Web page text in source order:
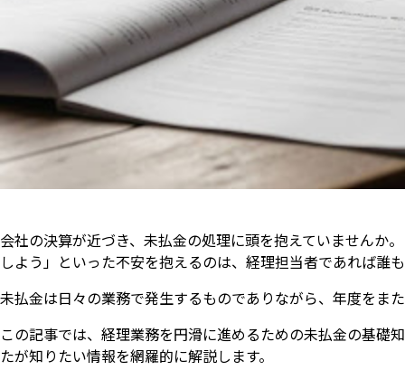
会社の決算が近づき、未払金の処理に頭を抱えていませんか
しよう」といった不安を抱えるのは、経理担当者であれば誰
未払金は日々の業務で発生するものでありながら、年度をま
この記事では、経理業務を円滑に進めるための未払金の基礎
たが知りたい情報を網羅的に解説します。